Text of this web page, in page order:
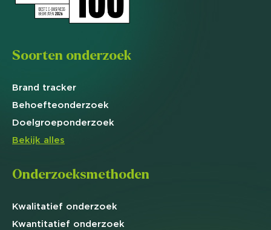
Soorten onderzoek
Brand tracker
Behoefteonderzoek
Doelgroeponderzoek
Bekijk alles
Onderzoeksmethoden
Kwalitatief onderzoek
Kwantitatief onderzoek